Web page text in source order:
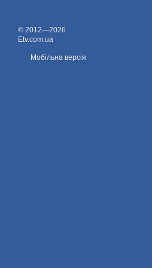
© 2012—2026
Etv.com.ua
Мобільна версія